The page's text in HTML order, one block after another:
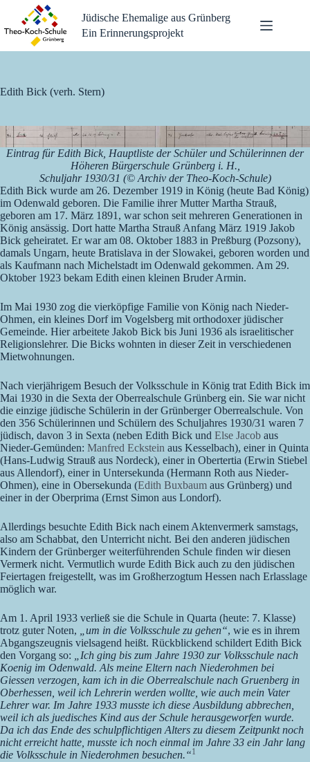
Inhalt
springen
Jüdische Ehemalige aus Grünberg
Ein Erinnerungsprojekt
Edith Bick (verh. Stern)
Eintrag für Edith Bick, Hauptliste der Schüler und Schülerinnen der
Höheren Bürgerschule Grünberg i. H.,
Schuljahr 1930/31 (© Archiv der Theo-Koch-Schule)
Edith Bick wurde am 26. Dezember 1919 in König (heute Bad König)
im Odenwald geboren. Die Familie ihrer Mutter Martha Strauß,
geboren am 17. März 1891, war schon seit mehreren Generationen in
König ansässig. Dort hatte Martha Strauß Anfang März 1919 Jakob
Bick geheiratet. Er war am 08. Oktober 1883 in Preßburg (Pozsony),
damals Ungarn, heute Bratislava in der Slowakei, geboren worden und
als Kaufmann nach Michelstadt im Odenwald gekommen. Am 29.
Oktober 1923 bekam Edith einen kleinen Bruder Armin.
Im Mai 1930 zog die vierköpfige Familie von König nach Nieder-
Ohmen, ein kleines Dorf im Vogelsberg mit orthodoxer jüdischer
Gemeinde. Hier arbeitete Jakob Bick bis Juni 1936 als israelitischer
Religionslehrer. Die Bicks wohnten in dieser Zeit in verschiedenen
Mietwohnungen.
Nach vierjährigem Besuch der Volksschule in König trat Edith Bick im
Mai 1930 in die Sexta der Oberrealschule Grünberg ein. Sie war nicht
die einzige jüdische Schülerin in der Grünberger Oberrealschule. Von
den 356 Schülerinnen und Schülern des Schuljahres 1930/31 waren 7
jüdisch, davon 3 in Sexta (neben Edith Bick und Else Jacob aus
Nieder-Gemünden: Manfred Eckstein aus Kesselbach), einer in Quinta
(Hans-Ludwig Strauß aus Nordeck), einer in Obertertia (Erwin Stiebel
aus Allendorf), einer in Untersekunda (Hermann Roth aus Nieder-
Ohmen), eine in Obersekunda (Edith Buxbaum aus Grünberg) und
einer in der Oberprima (Ernst Simon aus Londorf).
Allerdings besuchte Edith Bick nach einem Aktenvermerk samstags,
also am Schabbat, den Unterricht nicht. Bei den anderen jüdischen
Kindern der Grünberger weiterführenden Schule finden wir diesen
Vermerk nicht. Vermutlich wurde Edith Bick auch zu den jüdischen
Feiertagen freigestellt, was im Großherzogtum Hessen nach Erlasslage
möglich war.
Am 1. April 1933 verließ sie die Schule in Quarta (heute: 7. Klasse)
trotz guter Noten, „um in die Volksschule zu gehen“, wie es in ihrem
Abgangszeugnis vielsagend heißt. Rückblickend schildert Edith Bick
den Vorgang so: „Ich ging bis zum Jahre 1930 zur Volksschule nach
Koenig im Odenwald. Als meine Eltern nach Niederohmen bei
Giessen verzogen, kam ich in die Oberrealschule nach Gruenberg in
Oberhessen, weil ich Lehrerin werden wollte, wie auch mein Vater
Lehrer war. Im Jahre 1933 musste ich diese Ausbildung abbrechen,
weil ich als juedisches Kind aus der Schule herausgeworfen wurde.
Da ich das Ende des schulpflichtigen Alters zu diesem Zeitpunkt noch
nicht erreicht hatte, musste ich noch einmal im Jahre 33 ein Jahr lang
die Volksschule in Niederohmen besuchen.“1